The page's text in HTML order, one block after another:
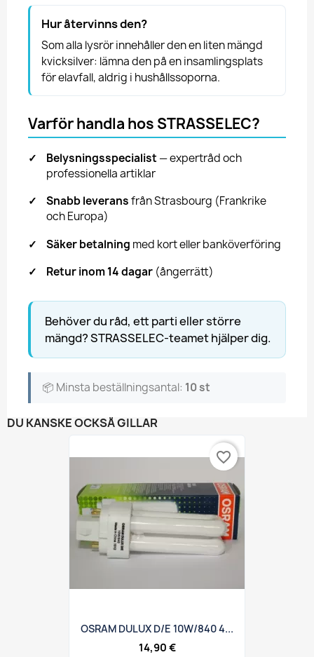
Hur återvinns den?
Som alla lysrör innehåller den en liten mängd
kvicksilver: lämna den på en insamlingsplats
för elavfall, aldrig i hushållssoporna.
Varför handla hos STRASSELEC?
✓ Belysningsspecialist — expertråd och
professionella artiklar
✓
Snabb leveransfrån Strasbourg (Frankrike
och Europa)
✓
Säker betalning med kort eller banköverföring
✓
Retur inom 14 dagar (ångerrätt)
Behöver du råd, ett parti eller större
mängd? STRASSELEC-teamet hjälper dig.
📦 Minsta beställningsantal: 10 st
DU KANSKE OCKSÅ GILLAR
OSRAM DULUX D/E 10W/840 4...
14,90 €
favorite_border